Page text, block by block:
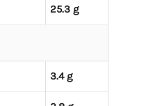
25.3 g
3.4 g